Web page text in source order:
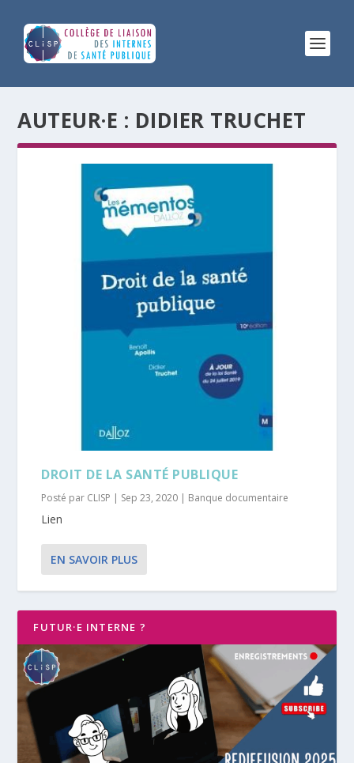
AUTEUR·E : DIDIER TRUCHET
DROIT DE LA SANTÉ PUBLIQUE
Posté par CLISP | Sep 23, 2020 | Banque documentaire
Lien
EN SAVOIR PLUS
FUTUR·E INTERNE ?